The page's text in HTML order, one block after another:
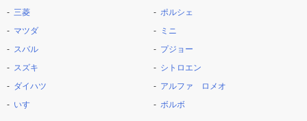
三菱
マツダ
スバル
スズキ
ダイハツ
いすゞ
ポルシェ
ミニ
プジョー
シトロエン
アルファ ロメオ
ボルボ